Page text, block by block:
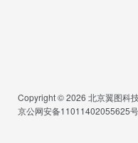
Copyright © 2026 北京翼图科
京公网安备11011402055625号